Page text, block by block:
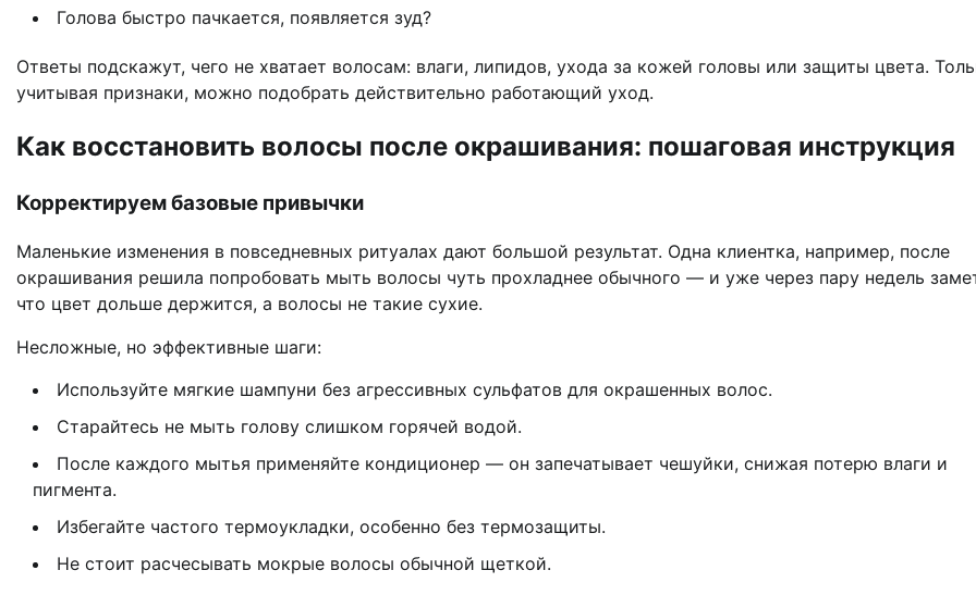
Голова быстро пачкается, появляется зуд?
Ответы подскажут, чего не хватает волосам: влаги, липидов, ухода за кожей головы или защиты цвета.
учитывая признаки, можно подобрать действительно работающий уход.
Как восстановить волосы после окрашивания: пошаговая инструкция
Корректируем базовые привычки
Маленькие изменения в повседневных ритуалах дают большой результат. Одна клиентка, например, после
окрашивания решила попробовать мыть волосы чуть прохладнее обычного — и уже через пару недель
что цвет дольше держится, а волосы не такие сухие.
Несложные, но эффективные шаги:
Используйте мягкие шампуни без агрессивных сульфатов для окрашенных волос.
Старайтесь не мыть голову слишком горячей водой.
После каждого мытья применяйте кондиционер — он запечатывает чешуйки, снижая потерю влаги и
пигмента.
Избегайте частого термоукладки, особенно без термозащиты.
Не стоит расчесывать мокрые волосы обычной щеткой.